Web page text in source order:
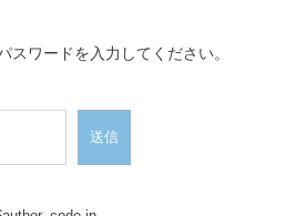
スワードを入力してください。